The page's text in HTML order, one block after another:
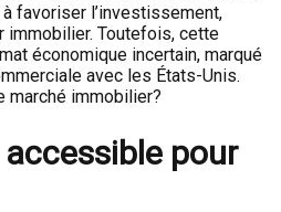
favoriser l’investissement,
immobilier. Toutefois, cette
économique incertain, marqué
avec les États-Unis.
marché immobilier?
pour